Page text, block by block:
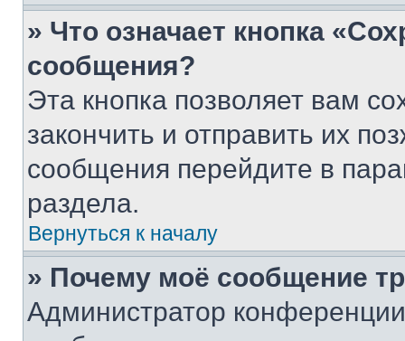
» Что означает кнопка
сообщения?
Эта кнопка позволяет вам
закончить и отправить их
сообщения перейдите в
раздела.
Вернуться к началу
» Почему моё сообщение
Администратор